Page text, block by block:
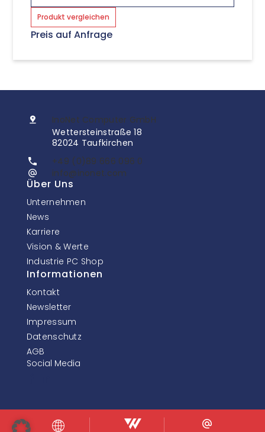
Produkt vergleichen
Preis auf Anfrage
InoNet Computer GmbH
Wettersteinstraße 18
82024 Taufkirchen
+49 (0)89 666 096 0
info@inonet.com
Über Uns
Unternehmen
News
Karriere
Vision & Werte
Industrie PC Shop
Informationen
Kontakt
Newsletter
Impressum
Datenschutz
AGB
Social Media